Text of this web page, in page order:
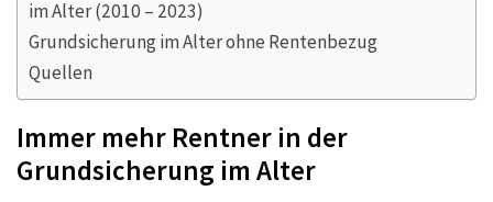
im Alter (2010 – 2023)
Grundsicherung im Alter ohne Rentenbezug
Quellen
Immer mehr Rentner in der
Grundsicherung im Alter